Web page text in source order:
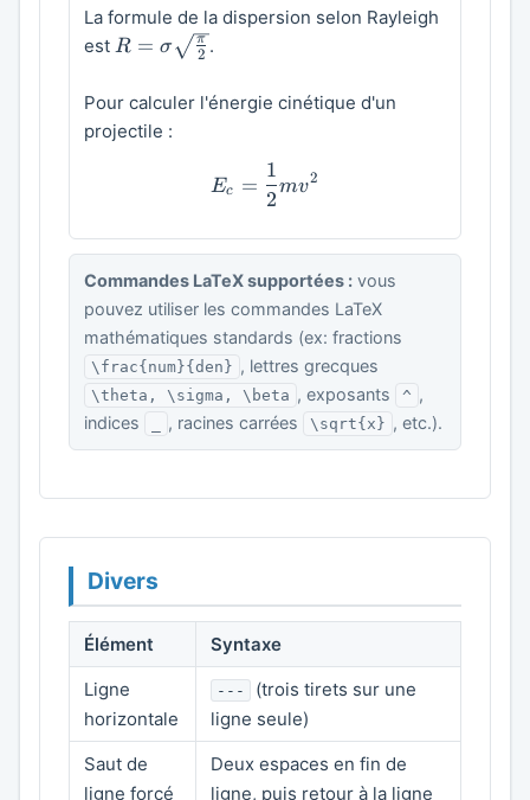
La formule de la dispersion selon Rayleigh
est R = \sigma
{2}}
R = σ 2
π .
Pour calculer l'énergie cinétique d'un
projectile :
E_c = \frac{1}{2} m v^2
Ec =
2
1
mv2
Commandes LaTeX supportées : vous
pouvez utiliser les commandes LaTeX
mathématiques standards (ex: fractions
\frac{num}{den} , lettres grecques
\theta, \sigma, \beta , exposants ^ ,
indices
, racines carrées \sqrt{x} , etc.).
Divers
Élément
Syntaxe
Ligne
horizontale
---
(trois tirets sur une
ligne seule)
Saut de
ligne forcé
Deux espaces en fin de
ligne, puis retour à la ligne